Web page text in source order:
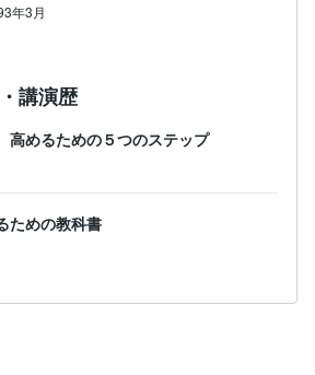
年3月
講演歴
めるための５つのステップ
ための教科書